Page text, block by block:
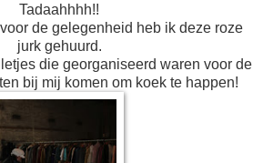
Tadaahhhh!!
de gelegenheid heb ik deze roze
jurk gehuurd.
die georganiseerd waren voor de
bij mij komen om koek te happen!